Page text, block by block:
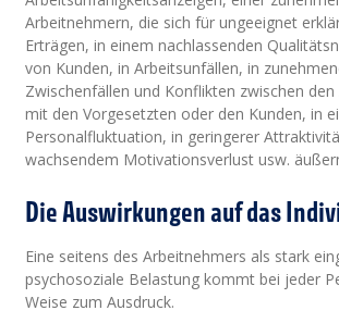
Arbeitnehmern, die sich für ungeeignet
Erträgen, in einem nachlassenden
von Kunden, in Arbeitsunfällen, in
Zwischenfällen und Konflikten zwischen
mit den Vorgesetzten oder den Kunden, in
Personalfluktuation, in geringerer
wachsendem Motivationsverlust usw.
Die Auswirkungen auf das
Eine seitens des Arbeitnehmers als stark
psychosoziale Belastung kommt bei jeder
Weise zum Ausdruck.